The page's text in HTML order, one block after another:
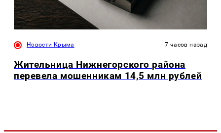
Новости Крыма 7 часов назад
Жительница Нижнегорского района
перевела мошенникам 14,5 млн рублей